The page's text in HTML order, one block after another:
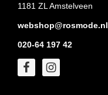
1181 ZL Amstelveen
webshop@rosmode.nl
020-64 197 42